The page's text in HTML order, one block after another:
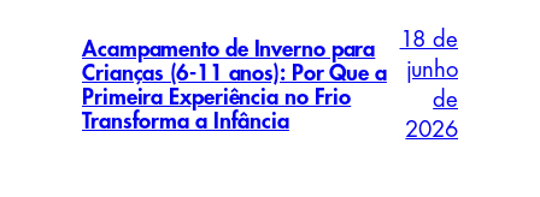
Acampamento de Inverno para
Crianças (6-11 anos): Por Que a
Primeira Experiência no Frio
Transforma a Infância
18 de
junho
de
2026